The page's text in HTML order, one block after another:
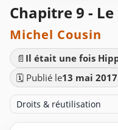
Chapitre 9 -
Michel Cousin
📄 Il était une fois
🗓️ Publié le13 mai 2017
Droits & réutilisation